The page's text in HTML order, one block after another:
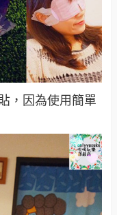
，因為使用簡單